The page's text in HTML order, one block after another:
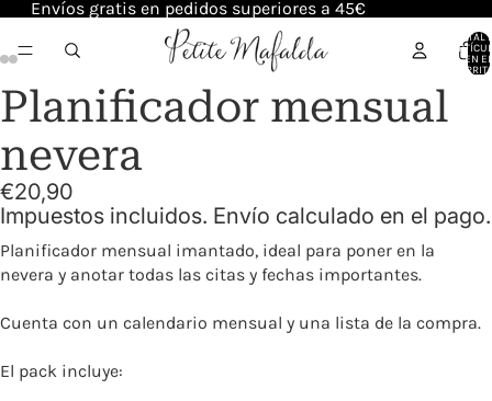
Envíos gratis en pedidos superiores a 45€
TOTAL
EN EL
Planificador mensual
nevera
€20,90
Impuestos incluidos. Envío calculado en el pago.
Planificador mensual imantado, ideal para poner en la
nevera y anotar todas las citas y fechas importantes.
Cuenta con un calendario mensual y una lista de la compra.
El pack incluye: